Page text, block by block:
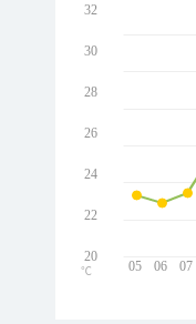
05 06 07
32
30
28
26
24
22
20
℃